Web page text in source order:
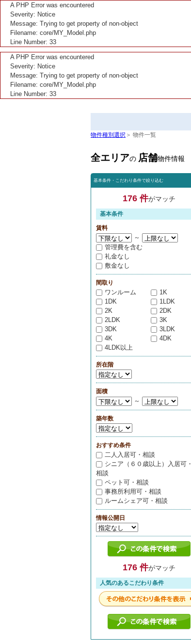
A PHP Error was encountered
Severity: Notice
Message: Trying to get property of non-object
Filename: core/MY_Model.php
Line Number: 33
A PHP Error was encountered
Severity: Notice
Message: Trying to get property of non-object
Filename: core/MY_Model.php
Line Number: 33
物件種別選択 ＞ 物件一覧
全エリアの 店舗物件情報
基本条件・こだわり条件で絞り込む
176 件がマッチ
基本条件
賃料
～
管理費を含む
礼金なし
敷金なし
間取り
ワンルーム
1K
1DK
1LDK
2K
2DK
2LDK
3K
3DK
3LDK
4K
4DK
4LDK以上
所在階
面積
～
築年数
おすすめ条件
二人入居可・相談
シニア（６０歳以上）入居可・
相談
ペット可・相談
事務所利用可・相談
ルームシェア可・相談
情報公開日
176 件がマッチ
人気のあるこだわり条件